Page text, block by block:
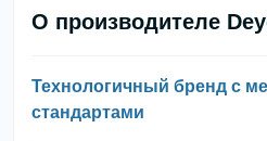
О производителе
Технологичный бренд с
стандартами